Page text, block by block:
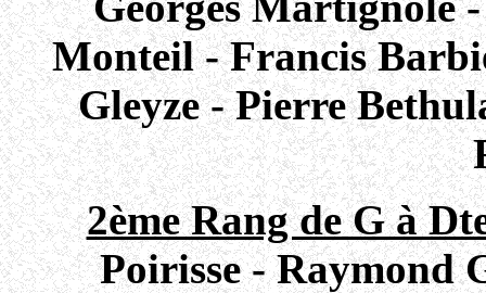
Monteil - Francis
Gleyze - Pierre
2ème Rang de G à
Poirisse - Raymond